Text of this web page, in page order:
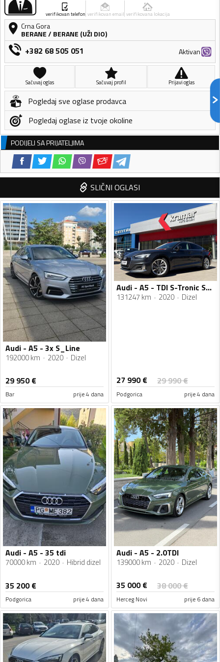
verifikovan telefon verifikovan email verifikovana lokacija
Crna Gora
BERANE/ BERANE (UŽI DIO)
+382 68 505 051 Aktivan
Sačuvaj oglas Sačuvaj profil Prijavi oglas
Pogledaj sve oglase prodavca
Pogledaj oglase iz tvoje okoline
PODIJELI SA PRIJATELJIMA
SLIČNI OGLASI
Audi - A5 - 3x S_Line
192000 km 2020 Dizel
29 950€
Bar prije 4 dana
Audi - A5 - TDI S-Tronic Sportpaket Business Line 150 KS VIRTUAL COCKPIT - LED - FACELIFT
131247 km 2020 Dizel
27 990€ 29 990€
Podgorica prije 4 dana
Audi - A5 - 35 tdi
70000 km 2020 Hibrid dizel
35 200€
Podgorica prije 4 dana
Audi - A5 - 2.0TDI
139000 km 2020 Dizel
35 000€ 38 000€
Herceg Novi prije 6 dana